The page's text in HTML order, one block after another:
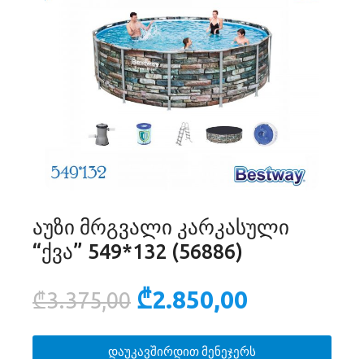
აუზი მრგვალი კარკასული
“ქვა” 549*132 (56886)
₾3.375,00 ₾2.850,00
დაუკავშირდით მენეჯერს